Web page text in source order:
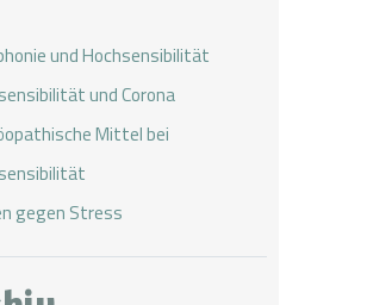
und Hochsensibilität
und Corona
Mittel bei
gegen Stress